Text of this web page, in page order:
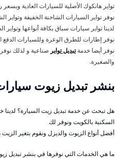
تواير هانكوك الأصلية للسيارات العادية
نوفر تواير السيارات الشاحنة الخفيفة وتواير
لدينا تواير سيارات سباق بكافة أنواعها وتواير
نوفر إطارات للطرق الوعرة وللسيارات الدفع
نوفر أيضا خدمةتبديل تواير صناعية و لذلك
والصغيرة.
بنشر تبديل زيوت
هل تبحث عن خدمة تبديل زيت السيارة؟ لدينا
السكنية بالكويت ونوفر لك
أفضل أنواع الزيوت والديزل ونقوم بتغير
ما هي الخدمات التي نوفرها في بنشر تبديل